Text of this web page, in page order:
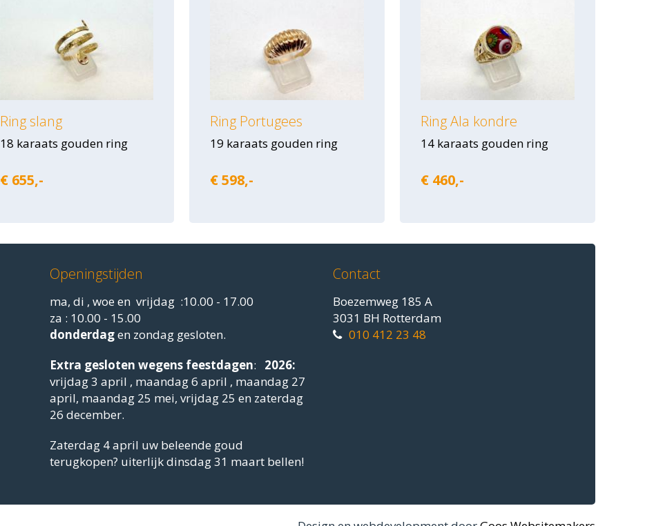
Ring slang
18 karaats gouden ring
€ 655,-
Ring Portugees
19 karaats gouden ring
€ 598,-
Ring Ala kondre
14 karaats gouden ring
€ 460,-
Openingstijden
ma, di , woe en vrijdag :10.00 - 17.00
za : 10.00 - 15.00
donderdagen zondag gesloten.
Extra gesloten wegens feestdagen: 2026:
vrijdag 3 april , maandag 6 april , maandag 27
april, maandag 25 mei, vrijdag 25 en zaterdag
26 december.
Zaterdag 4 april uw beleende goud
terugkopen? uiterlijk dinsdag 31 maart bellen!
Contact
Boezemweg 185 A
3031 BH Rotterdam
010 412 23 48